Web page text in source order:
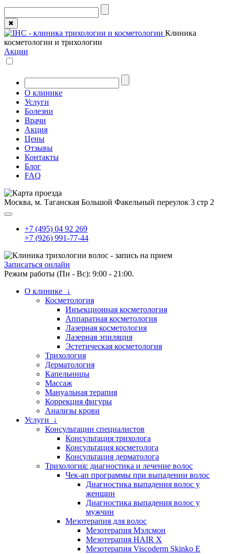
✖
Клиника
косметологии и трихологии
Акции
О клинике
Услуги
Болезни
Врачи
Акция
Цены
Отзывы
Контакты
Блог
FAQ
Москва, м. Таганская Большой Факельный переулок 3 стр 2
+7 (495) 04 92 269
+7 (926) 991-77-44
Записаться онлайн
Режим работы (Пн - Вс): 9:00 - 21:00.
О клинике ↓
Косметология
Инъекционная косметология
Аппаратная косметология
Лазерная косметология
Лазерная эпиляция
Эстетическая косметология
Трихология
Дерматология
Капельницы
Массаж
Мануальная терапия
Коррекция фигуры
Анализы крови
Услуги ↓
Консультации специалистов
Консультация трихолога
Консультация косметолога
Консультация дерматолога
Трихология: диагностика и лечение волос
Чек-ап программы при выпадении волос
Диагностика выпадения волос у
женщин
Диагностика выпадения волос у
мужчин
Мезотерапия для волос
Мезотерапия Мэлсмон
Мезотерапия HAIR X
Мезотерапия Viscoderm Skinko E